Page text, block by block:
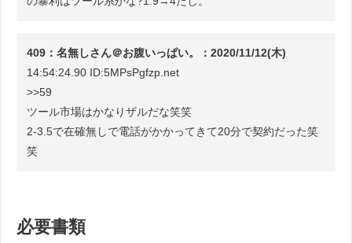
409：名無しさん＠お腹いっぱい。：2020/11/12(木)
14:54:24.90 ID:5MPsPgfzp.net
>>59
ツール市場はかなりザルだな笑笑
2-3.5で在確無しで電話がかかってきて20分で契約だった笑
笑
必要書類